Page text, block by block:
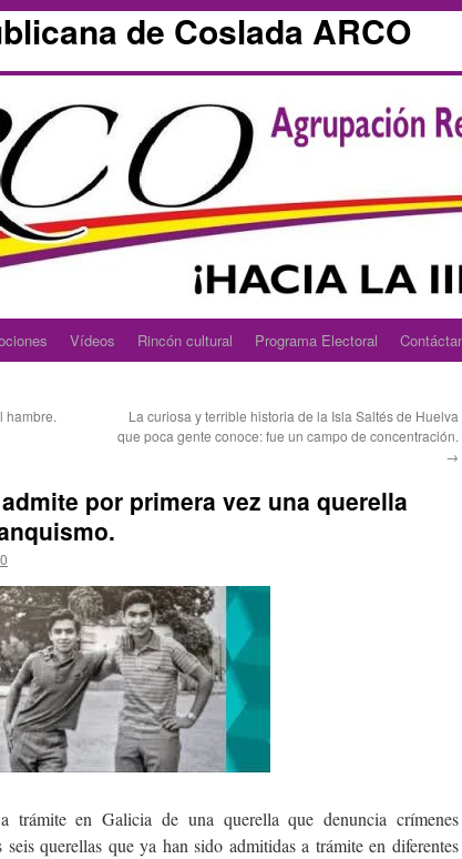
de Coslada ARCO
Vídeos Rincón cultural Programa Electoral
hambre.
La curiosa y terrible historia de la Isla Saltés de Huelva
que poca gente conoce: fue un campo de concentración.
→
por primera vez una querella
trámite en Galicia de una querella que denuncia crímenes
querellas que ya han sido admitidas a trámite en diferentes